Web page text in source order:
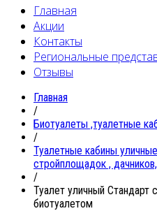
Главная
Акции
Контакты
Региональные
Отзывы
Главная
/
Биотуалеты ,туалетные
/
Туалетные кабины
стройплощадок ,
/
Туалет уличный Стандарт
биотуалетом